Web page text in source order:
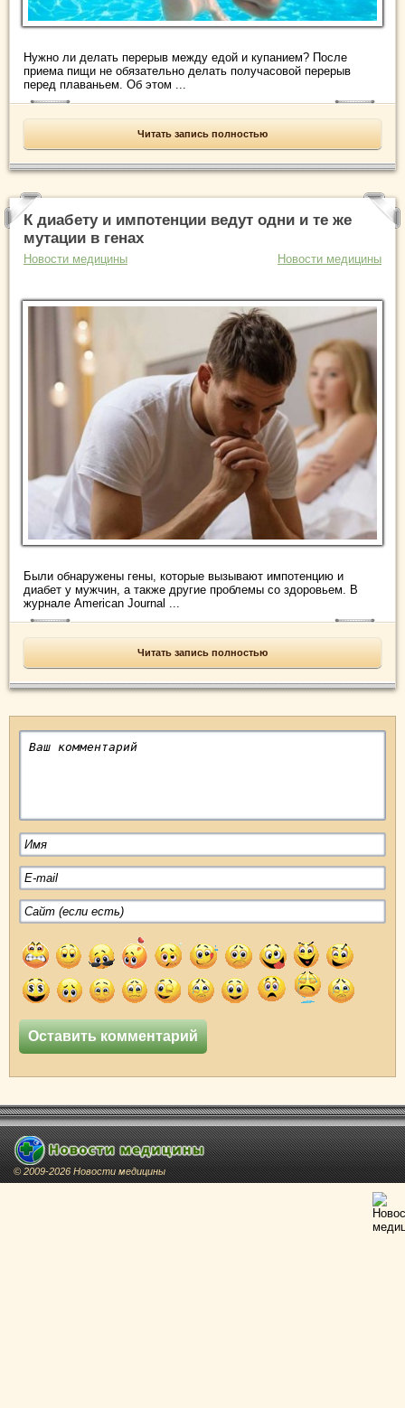
Нужно ли делать перерыв между едой и купанием? После
приема пищи не обязательно делать получасовой перерыв
перед плаваньем. Об этом ...
Читать запись полностью
К диабету и импотенции ведут одни и те же
мутации в генах
Новости медицины Новости медицины
Были обнаружены гены, которые вызывают импотенцию и
диабет у мужчин, а также другие проблемы со здоровьем. В
журнале American Journal ...
Читать запись полностью
© 2009-2026 Новости медицины